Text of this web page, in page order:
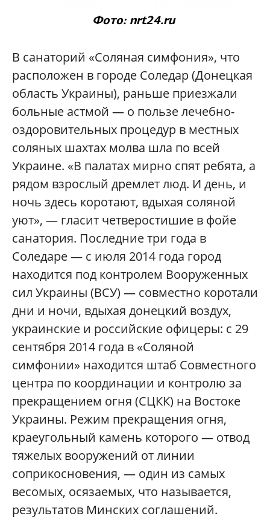
Фото: nrt24.ru
В санаторий «Соляная симфония», что
расположен в городе Соледар (Донецкая
область Украины), раньше приезжали
больные астмой — о пользе лечебно-
оздоровительных процедур в местных
соляных шахтах молва шла по всей
Украине. «В палатах мирно спят ребята, а
рядом взрослый дремлет люд. И день, и
ночь здесь коротают, вдыхая соляной
уют», — гласит четверостишие в фойе
санатория. Последние три года в
Соледаре — с июля 2014 года город
находится под контролем Вооруженных
сил Украины (ВСУ) — совместно коротали
дни и ночи, вдыхая донецкий воздух,
украинские и российские офицеры: с 29
сентября 2014 года в «Соляной
симфонии» находится штаб Совместного
центра по координации и контролю за
прекращением огня (СЦКК) на Востоке
Украины. Режим прекращения огня,
краеугольный камень которого — отвод
тяжелых вооружений от линии
соприкосновения, — один из самых
весомых, осязаемых, что называется,
результатов Минских соглашений.